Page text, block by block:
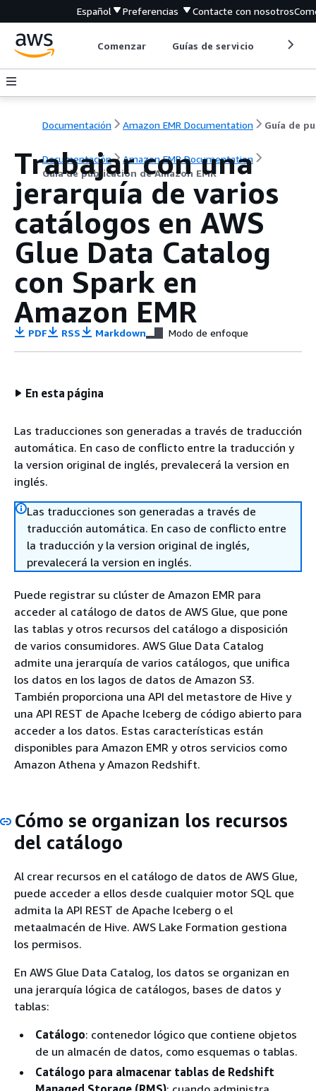
Español Preferencias Contacte con nosotros
Comenzar Guías de servicio
Documentación Amazon EMR Documentation
Documentación
Amazon EMR Documentation
Guía de publicación de Amazon EMR
Trabajar con una
jerarquía de varios
catálogos en AWS
Glue Data Catalog
con Spark en
Amazon EMR
PDF RSS Markdown Modo de enfoque
En esta página
Las traducciones son generadas a través de traducción
automática. En caso de conflicto entre la traducción y
la version original de inglés, prevalecerá la version en
inglés.
Las traducciones son generadas a través de
traducción automática. En caso de conflicto entre
la traducción y la version original de inglés,
prevalecerá la version en inglés.
Puede registrar su clúster de Amazon EMR para
acceder al catálogo de datos de AWS Glue, que pone
las tablas y otros recursos del catálogo a disposición
de varios consumidores. AWS Glue Data Catalog
admite una jerarquía de varios catálogos, que unifica
los datos en los lagos de datos de Amazon S3.
También proporciona una API del metastore de Hive y
una API REST de Apache Iceberg de código abierto para
acceder a los datos. Estas características están
disponibles para Amazon EMR y otros servicios como
Amazon Athena y Amazon Redshift.
Cómo se organizan los recursos
del catálogo
Al crear recursos en el catálogo de datos de AWS Glue,
puede acceder a ellos desde cualquier motor SQL que
admita la API REST de Apache Iceberg o el
metaalmacén de Hive. AWS Lake Formation gestiona
los permisos.
En AWS Glue Data Catalog, los datos se organizan en
una jerarquía lógica de catálogos, bases de datos y
tablas:
Catálogo: contenedor lógico que contiene objetos
de un almacén de datos, como esquemas o tablas.
Catálogo para almacenar tablas de Redshift